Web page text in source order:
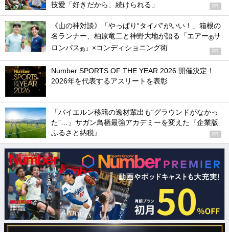
技愛「好きだから、続けられる」
PR
《山の神対談》「やっぱり“タイパ”がいい！」箱根の
名ランナー、柏原竜二と神野大地が語る「エアー®サ
ロンパス® 」×コンディショニング術 PR
Number SPORTS OF THE YEAR 2026 開催決定！
2026年を代表するアスリートを表彰
「バイエルン移籍の逸材輩出も“グラウンドがなかっ
た”…」サガン鳥栖最強アカデミーを変えた『企業版
ふるさと納税』
PR